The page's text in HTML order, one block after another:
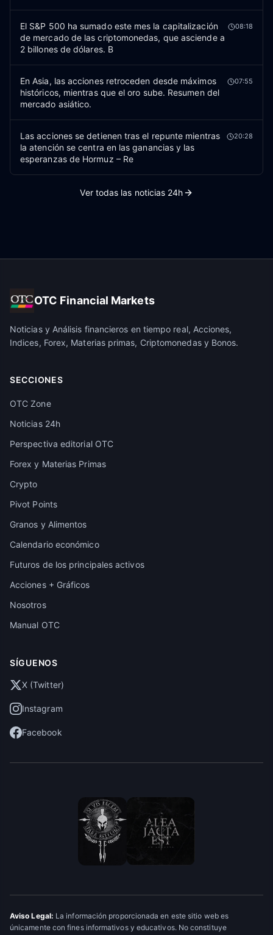
El S&P 500 ha sumado este mes la capitalización
de mercado de las criptomonedas, que asciende a
2 billones de dólares. B
08:18
En Asia, las acciones retroceden desde máximos
históricos, mientras que el oro sube. Resumen del
mercado asiático.
07:55
Las acciones se detienen tras el repunte mientras
la atención se centra en las ganancias y las
esperanzas de Hormuz – Re
20:28
Ver todas las noticias 24h
OTC Financial Markets
Noticias y Análisis financieros en tiempo real, Acciones,
Indices, Forex, Materias primas, Criptomonedas y Bonos.
SECCIONES
OTC Zone
Noticias 24h
Perspectiva editorial OTC
Forex y Materias Primas
Crypto
Pivot Points
Granos y Alimentos
Calendario económico
Futuros de los principales activos
Acciones + Gráficos
Nosotros
Manual OTC
SÍGUENOS
X (Twitter)
Instagram
Facebook
Aviso Legal: La información proporcionada en este sitio web es
únicamente con fines informativos y educativos. No constituye